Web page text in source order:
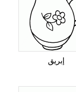
إبريق